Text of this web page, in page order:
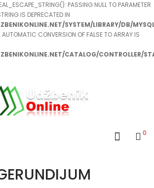
PASSING NULL TO PARAMETER
IS DEPRECATED IN
SYSTEM/LIBRARY/DB/
: AUTOMATIC CONVERSION OF FALSE TO ARRAY IS
CATALOG/CONTROLLER/
0